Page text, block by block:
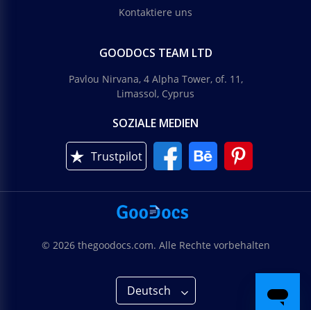
Kontaktiere uns
GOODOCS TEAM LTD
Pavlou Nirvana, 4 Alpha Tower, of. 11,
Limassol, Cyprus
SOZIALE MEDIEN
Trustpilot
© 2026 thegoodocs.com. Alle Rechte vorbehalten
Deutsch